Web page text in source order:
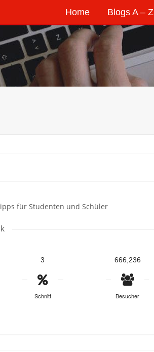
Home Blogs A – Z
für Studenten und Schüler
3
Schnitt
666,236
Besucher